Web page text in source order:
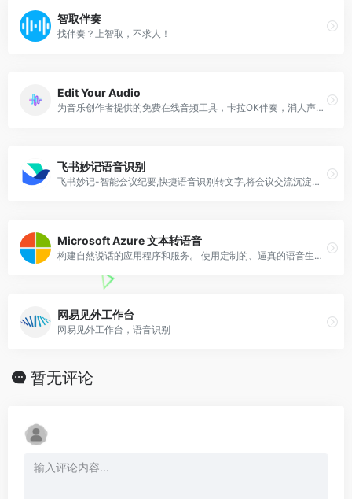
智取伴奏
找伴奏？上智取，不求人！
Edit Your Audio
为音乐创作者提供的免费在线音频工具，卡拉OK伴奏，消人声，提取人声，乐器伴奏生成
飞书妙记语音识别
飞书妙记-智能会议纪要,快捷语音识别转文字,将会议交流沉淀为知识,一切皆可妙记!
Microsoft Azure 文本转语音
构建自然说话的应用程序和服务。 使用定制的、逼真的语音生成器来区分您的品牌，并访问具有不同说话风格和情感语调的语音
网易见外工作台
网易见外工作台，语音识别
暂无评论